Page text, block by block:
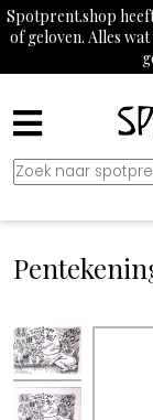
Spotprent.shop
of geloven. Alles